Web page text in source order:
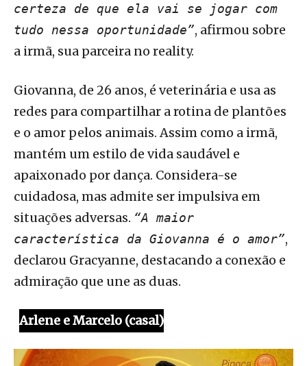
certeza de que ela vai se jogar com
tudo nessa oportunidade”, afirmou sobre
a irmã, sua parceira no reality.
Giovanna, de 26 anos, é veterinária e usa as
redes para compartilhar a rotina de plantões
e o amor pelos animais. Assim como a irmã,
mantém um estilo de vida saudável e
apaixonado por dança. Considera-se
cuidadosa, mas admite ser impulsiva em
situações adversas. “A maior
característica da Giovanna é o amor”,
declarou Gracyanne, destacando a conexão e
admiração que une as duas.
Arlene e Marcelo (casal)